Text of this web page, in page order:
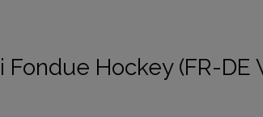
Fondue Hockey (FR-DE